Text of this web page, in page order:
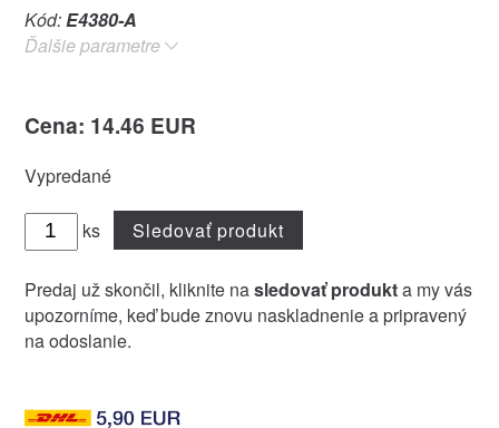
Kód:E4380-A
Ďalšie parametre
Cena: 14.46 EUR
Vypredané
ks Sledovať produkt
Predaj už skončil, kliknite nasledovať produkta my vás
upozorníme, keď bude znovu naskladnenie a pripravený
na odoslanie.